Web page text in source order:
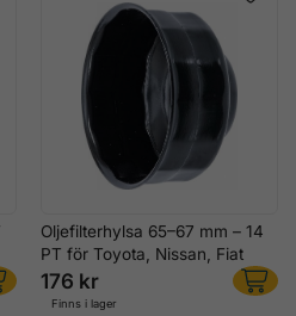
Oljefilterhylsa 65–67 mm – 14
PT för Toyota, Nissan, Fiat
176 kr
Finns i lager